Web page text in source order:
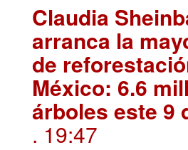
Claudia
arranca la
de
México: 6.6
árboles este 9
. 19:47